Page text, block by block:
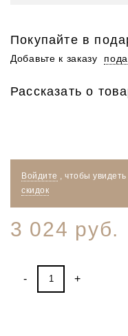
Покупайте в
Добавьте к заказу
Рассказать о
Войдите , чтобы
скидок
3 024 руб.
- +